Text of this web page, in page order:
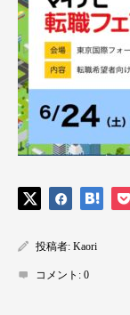
投稿者: Kaori
コメント: 0